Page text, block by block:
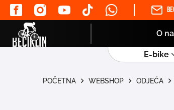
O
E-bike
POČETNA WEBSHOP ODJEĆA